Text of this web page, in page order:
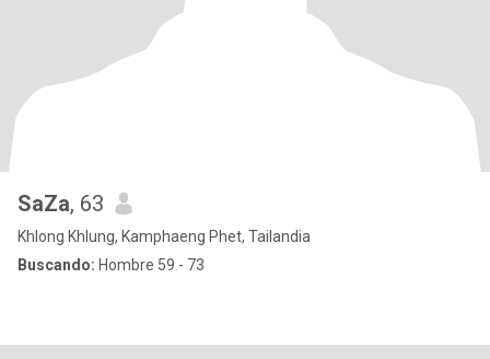
SaZa, 63
Khlong Khlung, Kamphaeng Phet, Tailandia
Buscando: Hombre 59 - 73